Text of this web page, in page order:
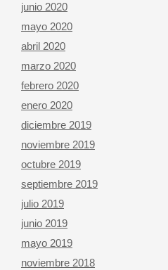
junio 2020
mayo 2020
abril 2020
marzo 2020
febrero 2020
enero 2020
diciembre 2019
noviembre 2019
octubre 2019
septiembre 2019
julio 2019
junio 2019
mayo 2019
noviembre 2018